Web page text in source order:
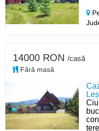
14000 RON /casă
Fără masă